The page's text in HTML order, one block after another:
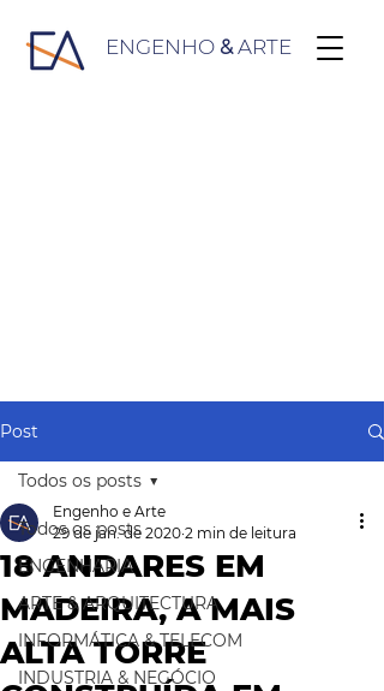
ENGENHO &ARTE
Post
Todos os posts
ENGENHARIA
ARTE & ARQUITECTURA
INFORMÁTICA & TELECOM
INDUSTRIA & NEGÓCIO
Todos os posts
18 ANDARES EM
MADEIRA, A MAIS
ALTA TORRE
Engenho e Arte
29 de jan. de 2020 2 min de leitura